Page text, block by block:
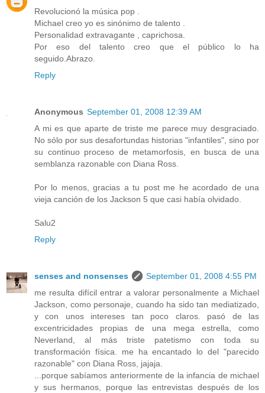
Revolucionó la música pop .
Michael creo yo es sinónimo de talento .
Personalidad extravagante , caprichosa.
Por eso del talento creo que el público lo ha
seguido.Abrazo.
Reply
Anonymous September 01, 2008 12:39 AM
A mi es que aparte de triste me parece muy desgraciado.
No sólo por sus desafortundas historias "infantiles", sino por
su continuo proceso de metamorfosis, en busca de una
semblanza razonable con Diana Ross.
Por lo menos, gracias a tu post me he acordado de una
vieja canción de los Jackson 5 que casi había olvidado.
Salu2
Reply
senses and nonsenses
September 01, 2008 4:55 PM
me resulta difícil entrar a valorar personalmente a Michael
Jackson, como personaje, cuando ha sido tan mediatizado,
y con unos intereses tan poco claros. pasó de las
excentricidades propias de una mega estrella, como
Neverland, al más triste patetismo con toda su
transformación física. me ha encantado lo del "parecido
razonable" con Diana Ross, jajaja.
...porque sabíamos anteriormente de la infancia de michael
y sus hermanos, porque las entrevistas después de los